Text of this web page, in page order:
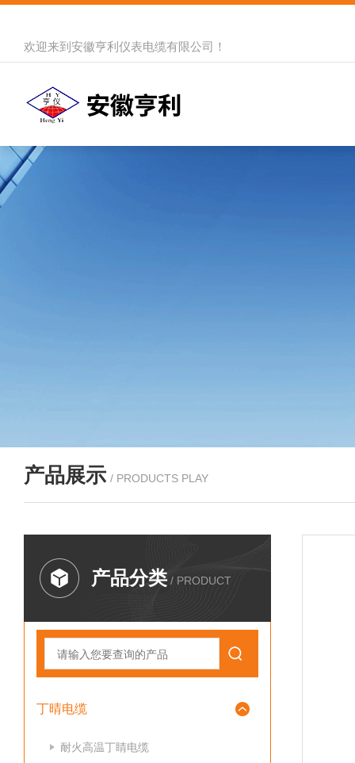
欢迎来到 安徽亨利仪表电缆有限公司 ！
产品展示 / PRODUCTS PLAY
产品分类 / PRODUCT
丁晴电缆
耐火高温丁睛电缆